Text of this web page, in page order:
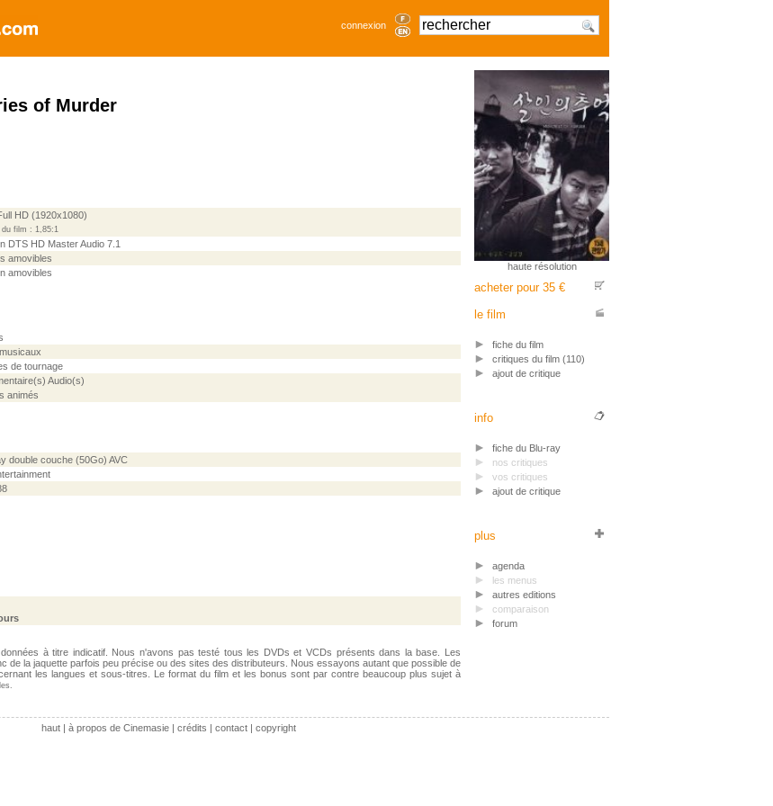
connexion
of Murder
HD (1920x1080)
du film : 1,85:1
DTS HD Master Audio 7.1
amovibles
amovibles
de tournage
Audio(s)
animés
double couche (50Go) AVC
à titre indicatif. Nous n'avons pas testé tous les DVDs et VCDs présents dans la base. Les
de la jaquette parfois peu précise ou des sites des distributeurs. Nous essayons autant que possible de
les langues et sous-titres. Le format du film et les bonus sont par contre beaucoup plus sujet à
haute résolution
acheter pour 35 €
le film
fiche du film
critiques du film (110)
ajout de critique
info
fiche du Blu-ray
nos critiques
vos critiques
ajout de critique
plus
agenda
les menus
autres editions
comparaison
forum
haut| à propos de Cinemasie| crédits | contact| copyright